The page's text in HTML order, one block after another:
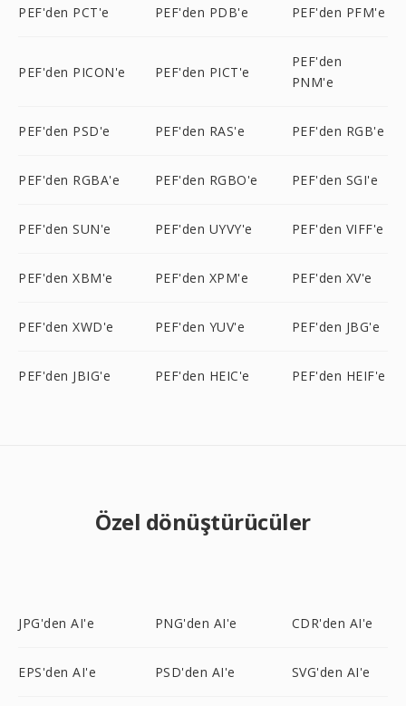
PEF'den PCT'e PEF'den PDB'e PEF'den PFM'e
PEF'den PICON'e PEF'den PICT'e
PEF'den
PNM'e
PEF'den PSD'e PEF'den RAS'e PEF'den RGB'e
PEF'den RGBA'e PEF'den RGBO'e PEF'den SGI'e
PEF'den SUN'e PEF'den UYVY'e PEF'den VIFF'e
PEF'den XBM'e PEF'den XPM'e PEF'den XV'e
PEF'den XWD'e PEF'den YUV'e PEF'den JBG'e
PEF'den JBIG'e PEF'den HEIC'e PEF'den HEIF'e
Özel dönüştürücüler
JPG'den AI'e PNG'den AI'e CDR'den AI'e
EPS'den AI'e PSD'den AI'e SVG'den AI'e